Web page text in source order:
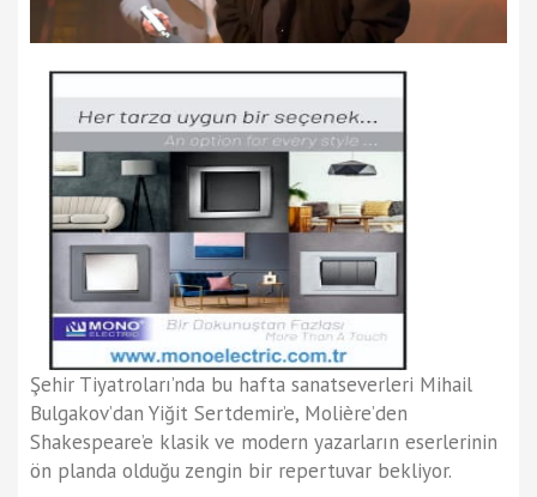
Şehir Tiyatroları’nda bu hafta sanatseverleri Mihail
Bulgakov’dan Yiğit Sertdemir’e, Molière’den
Shakespeare’e klasik ve modern yazarların eserlerinin
ön planda olduğu zengin bir repertuvar bekliyor.